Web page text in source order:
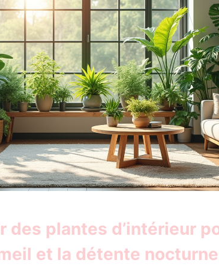
des plantes d’intérieur
et la détente nocturne